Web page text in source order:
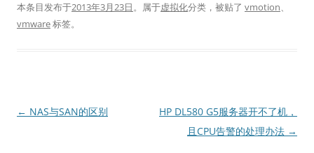
本条目发布于2013年3月23日。属于虚拟化分类，被贴了 vmotion、
vmware标签。
文
← NAS与SAN的区别
HP DL580 G5服务器开不了机，
且CPU告警的处理办法 →